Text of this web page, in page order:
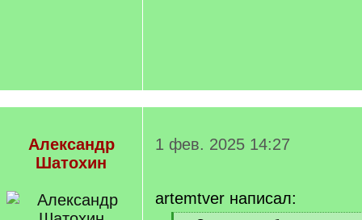
Александр
Шатохин
1 фев. 2025 14:27
artemtver написал: